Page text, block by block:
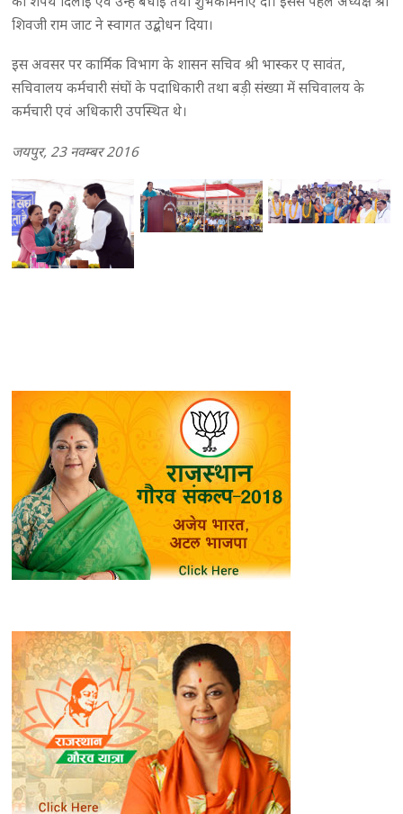
शिवजी राम जाट ने स्वागत उद्बोधन दिया।
इस अवसर पर कार्मिक विभाग के शासन सचिव श्री भास्कर ए सावंत,
सचिवालय कर्मचारी संघों के पदाधिकारी तथा बड़ी संख्या में सचिवालय के
कर्मचारी एवं अधिकारी उपस्थित थे।
जयपुर, 23 नवम्बर 2016